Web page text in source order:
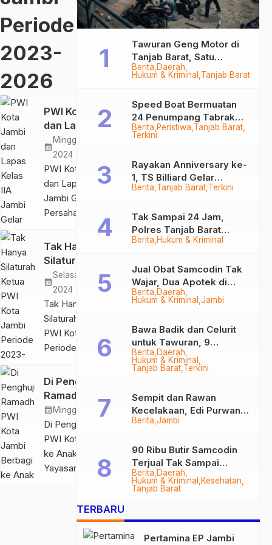
Gram
Sabu
Gram
Sabu
Periode
2023-
2026
PWI Kota Jambi
dan Lapas Kelas
IIA Jambi Gelar
Persahabatan
Mini Soccer
Bersama,
Bentuk
Tingkatkan
calendar_month
Minggu, 23 Jun
2024
PWI Kota Jambi
dan Lapas Kelas IIA
Jambi Gelar
Persahabatan Mini
Soccer Bersama,
Bentuk Tingkatkan
Sinergitas
SERAMBIJAMBI.ID,
JAMBI – Persatuan
Wartawan
Indonesia (PWI)
Kota Jambi melalui
Seksi Wartawan
Olahraga (SIWO)
pertandingan
persahabatan Mini
Soccer dengan
Lembaga
Pemasyarakatan
(Lapas) Kelas II A
Jambi bertempat di
Minggu pagi
(23/6/24). Laga ini
disaksikan
Tak Hanya
Silaturahmi,
Ketua PWI Kota
Jambi Periode
2023-2026
Turut
Sampaikan
Program Kerja
saat Kunjungi
calendar_month
Selasa, 11 Jun
2024
Tak Hanya
Silaturahmi, Ketua
PWI Kota Jambi
Periode 2023-2026
Program Kerja saat
Kunjungi Kajari
Jambi
SERAMBIJAMBI.ID,
JAMBI – Pengurus
Persatuan
Wartawan
Indonesia (PWI)
2023-2026 terus
menjalankan
program kerja
Di Penghujung
Ramadhan, PWI Kota
Jambi Berbagi ke Anak
Panti Asuhan dan
Yayasan
calendar_month Minggu, 7 Apr 2024
Di Penghujung Ramadhan,
PWI Kota Jambi Berbagi
ke Anak Panti Asuhan dan
Yayasan
SERAMBIJAMBI.ID, JAMBI
Wartawan Indonesia (PWI)
Kota Jambi Periode 2023-
2026 menyambangi Panti
Berita Daerah
Hukum & Kriminal Tanjab Barat
Tawuran Geng Motor di
Tanjab Barat, Satu
Remaja Kritis Dibacok, 3
Pelaku Ditangkap
Berita Peristiwa Tanjab Barat
Terkini
Speed Boat Bermuatan
24 Penumpang Tabrak
Togok di Kuala Tungkal,
Berita Tanjab Barat Terkini
Rayakan Anniversary ke-
1, TS Billiard Gelar
Turnamen 9 Ball
Berita Hukum & Kriminal
Tak Sampai 24 Jam,
Polres Tanjab Barat
Ringkus Komplotan
Tungkal
Berita Daerah
Hukum & Kriminal Jambi
Jual Obat Samcodin Tak
Wajar, Dua Apotek di
Tanjab Barat Disegel
Berita Daerah
Hukum & Kriminal
Tanjab Barat Terkini
Bawa Badik dan Celurit
untuk Tawuran, 9
Anggota Geng Motor di
Tanjab Barat Diringkus
Berita Jambi
Sempit dan Rawan
Kecelakaan, Edi Purwanto
Targetkan Jalan Lintas
2028
Berita Daerah
Hukum & Kriminal
Kesehatan
Tanjab Barat
90 Ribu Butir Samcodin
Terjual Tak Sampai
Setahun, Indra Safari
Desak Audit Menyeluruh
TERBARU
Pertamina EP Jambi